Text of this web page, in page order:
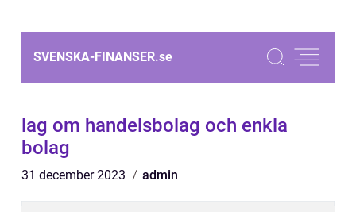
SVENSKA-FINANSER.se
lag om handelsbolag och enkla
bolag
31 december 2023 admin